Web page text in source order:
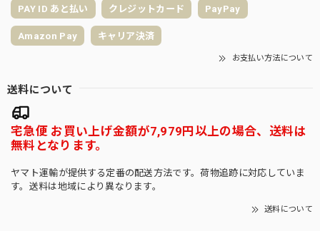
PAY ID あと払い クレジットカード PayPay
Amazon Pay キャリア決済
お支払い方法について
送料について
宅急便 お買い上げ金額が7,979円以上の場合、送料は
無料となります。
ヤマト運輸が提供する定番の配送方法です。荷物追跡に対応していま
す。送料は地域により異なります。
送料について